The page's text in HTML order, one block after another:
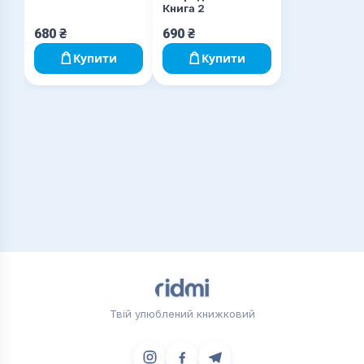
680 ₴
Купити
Книга 2
690 ₴
Купити
Твій улюблений книжковий